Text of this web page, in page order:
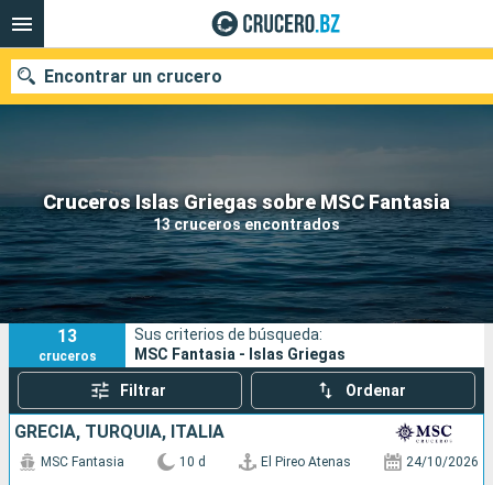
Cruceros Islas Griegas sobre MSC Fantasia
13 cruceros encontrados
Encontrar un crucero
Nuestros destinos
Fecha de salida
Puertos Compañías
Buscar
13
cruceros
Sus criterios de búsqueda:
MSC Fantasia - Islas Griegas
Filtrar Ordenar
GRECIA, TURQUÍA, ITALIA
MSC Fantasia 10 d El Pireo Atenas 24/10/2026